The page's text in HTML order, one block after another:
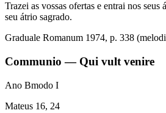
Trazei as vossas ofertas e entrai nos
seu átrio sagrado.
Graduale Romanum 1974, p. 338
Communio — Qui vult venire
Ano Bmodo I
Mateus 16, 24